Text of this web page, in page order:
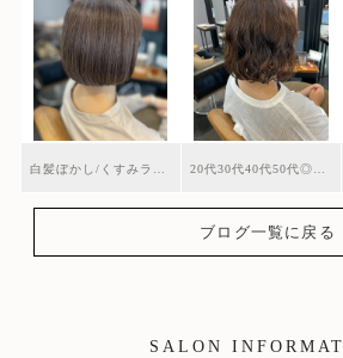
ブログ一覧に戻る
SALON